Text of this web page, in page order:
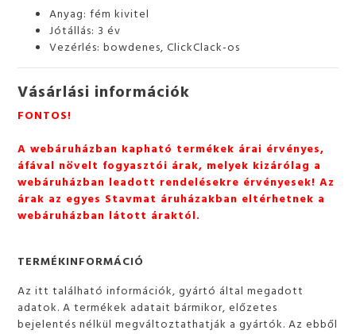
Anyag: fém kivitel
Jótállás: 3 év
Vezérlés: bowdenes, ClickClack-os
Vásárlási információk
FONTOS!
A webáruházban kapható termékek árai érvényes,
áfával növelt fogyasztói árak, melyek kizárólag a
webáruházban leadott rendelésekre érvényesek! Az
árak az egyes Stavmat áruházakban eltérhetnek a
webáruházban látott áraktól.
TERMÉKINFORMÁCIÓ
Az itt található információk, gyártó által megadott
adatok. A termékek adatait bármikor, előzetes
bejelentés nélkül megváltoztathatják a gyártók. Az ebből